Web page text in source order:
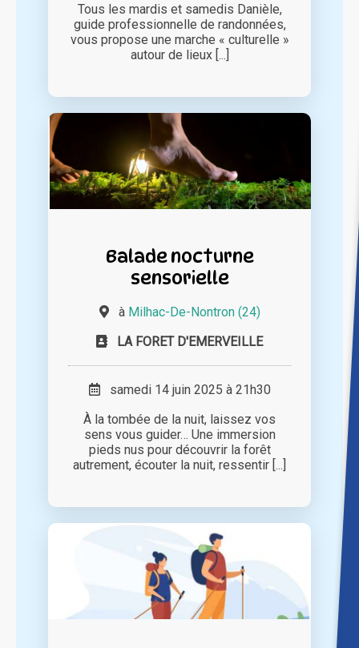
Tous les mardis et samedis Danièle,
guide professionnelle de randonnées,
vous propose une marche « culturelle »
autour de lieux [...]
Balade nocturne
sensorielle
à Milhac-De-Nontron (24)
LA FORET D'EMERVEILLE
samedi 14 juin 2025 à 21h30
À la tombée de la nuit, laissez vos
sens vous guider… Une immersion
pieds nus pour découvrir la forêt
autrement, écouter la nuit, ressentir [...]